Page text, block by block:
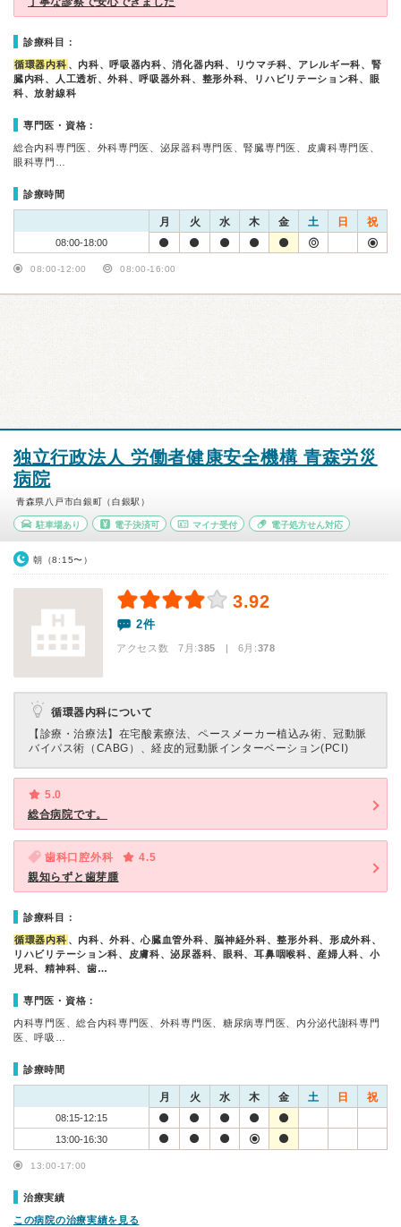
診療科目：
循環器内科 、内科、呼吸器内科、消化器内科、リウマチ科、アレルギー科、腎
臓内科、人工透析、外科、呼吸器外科、整形外科、リハビリテーション科、眼
科、放射線科
専門医・資格：
総合内科専門医、外科専門医、泌尿器科専門医、腎臓専門医、皮膚科専門医、
眼科専門…
診療時間
月 火 水 木 金 土 日 祝
08:00-18:00
08:00-12:00 08:00-16:00
独立行政法人 労働者健康安全機構 青森労災
病院
青森県八戸市白銀町（白銀駅）
駐車場あり 電子決済可 マイナ受付 電子処方せん対応
朝（8:15〜）
3.92
2件
アクセス数 7月:385 | 6月:378
循環器内科について
【診療・治療法】 在宅酸素療法、ペースメーカー植込み術、冠動脈
バイパス術（CABG）、経皮的冠動脈インターベーション(PCI)
5.0
総合病院です。
歯科口腔外科
4.5
親知らずと歯芽腫
診療科目：
循環器内科 、内科、外科、心臓血管外科、脳神経外科、整形外科、形成外科、
リハビリテーション科、皮膚科、泌尿器科、眼科、耳鼻咽喉科、産婦人科、小
児科、精神科、歯…
専門医・資格：
内科専門医、総合内科専門医、外科専門医、糖尿病専門医、内分泌代謝科専門
医、呼吸…
診療時間
月 火 水 木 金 土 日 祝
08:15-12:15
13:00-16:30
13:00-17:00
治療実績
この病院の治療実績を見る